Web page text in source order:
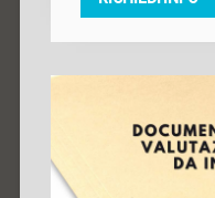
di sicurezza
particolar
compiere
rischi che
alla salute o
dei lavoratori
riporata nel